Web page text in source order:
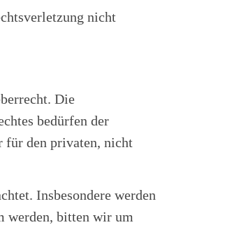
nicht
Die
bedürfen der
für den privaten, nicht
Insbesondere werden
werden, bitten wir um